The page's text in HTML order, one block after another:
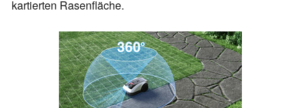
kartierten Rasenfläche.